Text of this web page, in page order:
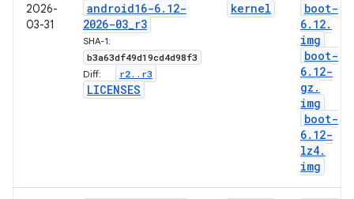
2026-
03-31
android16-6. 12-
2026-03_r3
SHA-1:
b3a63df49d19cd4d98f3
Diff: r2. . r3
LICENSES
kernel
boot-
6. 12.
img
boot-
6. 12-
gz .
img
boot-
6. 12-
lz4.
img